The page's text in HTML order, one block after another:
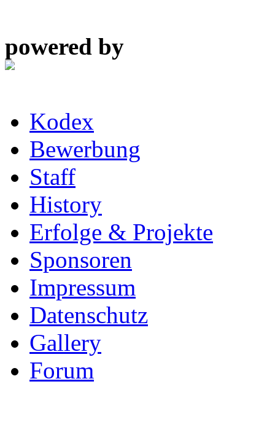
powered by
Kodex
Bewerbung
Staff
History
Erfolge & Projekte
Sponsoren
Impressum
Datenschutz
Gallery
Forum